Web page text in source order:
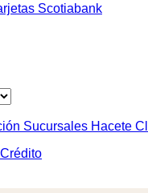
Scotiabank
Sucursales Hacete